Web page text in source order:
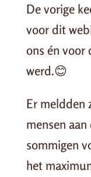
De vorige
voor dit
ons én voor
werd.😊
Er meldden
mensen
sommigen
het